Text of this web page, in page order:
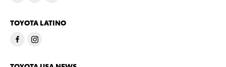
TOYOTA LATINO